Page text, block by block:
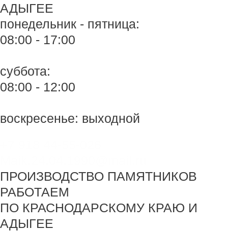
АДЫГЕЕ
понедельник - пятница:
08:00 - 17:00
суббота:
08:00 - 12:00
воскресенье: выходной
ПРОИЗВОДСТВО ПАМЯТНИКОВ
РАБОТАЕМ
ПО КРАСНОДАРСКОМУ КРАЮ И
АДЫГЕЕ